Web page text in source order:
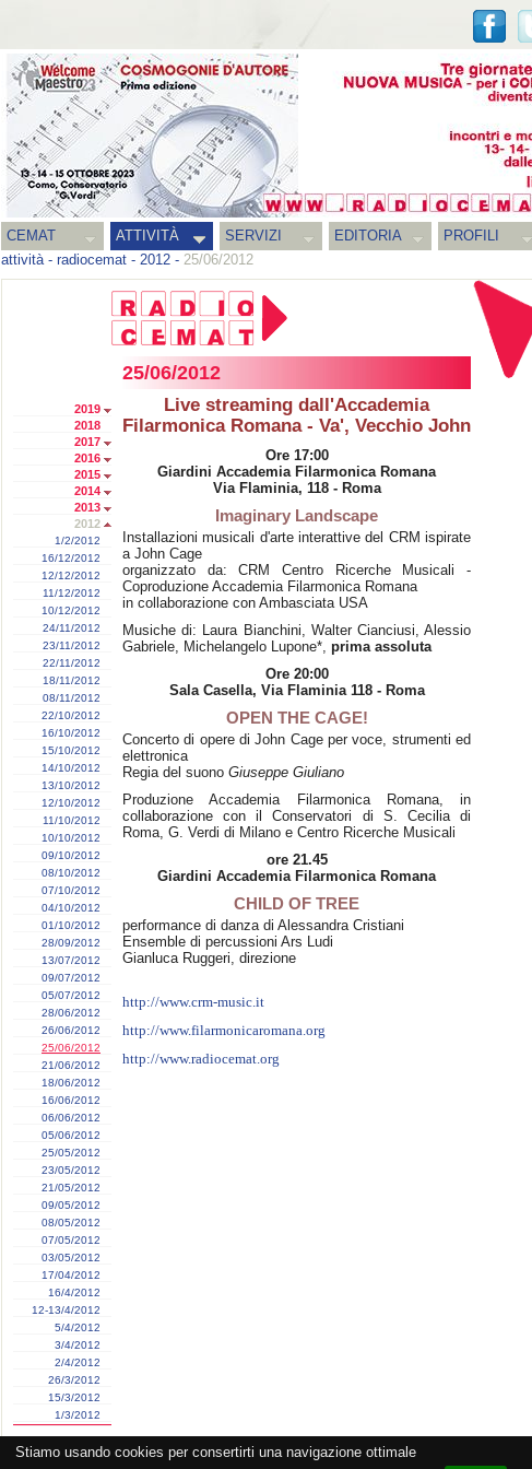
Stiamo usando cookies per consertirti una navigazione ottimale
CEMAT ATTIVITÀ SERVIZI EDITORIA PROFILI
attività- radiocemat - 2012 - 25/06/2012
2019
2018
2017
2016
2015
2014
2013
2012
1/2/2012
16/12/2012
12/12/2012
11/12/2012
10/12/2012
24/11/2012
23/11/2012
22/11/2012
18/11/2012
08/11/2012
22/10/2012
16/10/2012
15/10/2012
14/10/2012
13/10/2012
12/10/2012
11/10/2012
10/10/2012
09/10/2012
08/10/2012
07/10/2012
04/10/2012
01/10/2012
28/09/2012
13/07/2012
09/07/2012
05/07/2012
28/06/2012
26/06/2012
25/06/2012
21/06/2012
18/06/2012
16/06/2012
06/06/2012
05/06/2012
25/05/2012
23/05/2012
21/05/2012
09/05/2012
08/05/2012
07/05/2012
03/05/2012
17/04/2012
16/4/2012
12-13/4/2012
5/4/2012
3/4/2012
2/4/2012
26/3/2012
15/3/2012
1/3/2012
25/06/2012
Live streaming dall'Accademia
Filarmonica Romana - Va', Vecchio John
Ore 17:00
Giardini Accademia Filarmonica Romana
Via Flaminia, 118 - Roma
Imaginary Landscape
Installazioni musicali d'arte interattive del CRM ispirate
a John Cage
organizzato da: CRM Centro Ricerche Musicali -
Coproduzione Accademia Filarmonica Romana
in collaborazione con Ambasciata USA
Musiche di: Laura Bianchini, Walter Cianciusi, Alessio
Gabriele, Michelangelo Lupone*, prima assoluta
Ore 20:00
Sala Casella, Via Flaminia 118 - Roma
OPEN THE CAGE!
Concerto di opere di John Cage per voce, strumenti ed
elettronica
Regia del suono Giuseppe Giuliano
Produzione Accademia Filarmonica Romana, in
collaborazione con il Conservatori di S. Cecilia di
Roma, G. Verdi di Milano e Centro Ricerche Musicali
ore 21.45
Giardini Accademia Filarmonica Romana
CHILD OF TREE
performance di danza di Alessandra Cristiani
Ensemble di percussioni Ars Ludi
Gianluca Ruggeri, direzione
http://www.crm-music.it
http://www.filarmonicaromana.org
http://www.radiocemat.org
- PI 05362381005 - Lic. SIAE 2552/1/2523 - Visitatore # 93.873.492